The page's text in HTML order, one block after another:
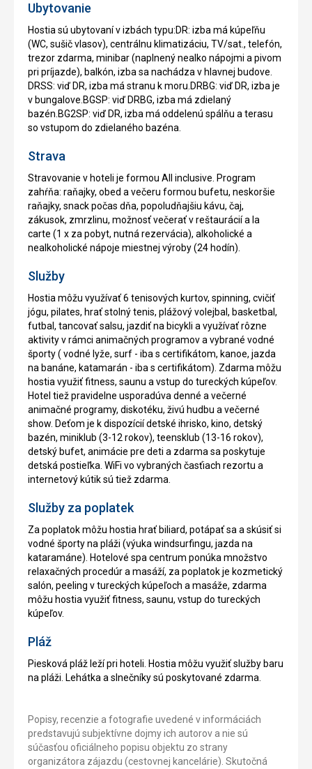
Ubytovanie
Hostia sú ubytovaní v izbách typu:DR: izba má kúpeľňu
(WC, sušič vlasov), centrálnu klimatizáciu, TV/sat., telefón,
trezor zdarma, minibar (naplnený nealko nápojmi a pivom
pri príjazde), balkón, izba sa nachádza v hlavnej budove.
DRSS: viď DR, izba má stranu k moru.DRBG: viď DR, izba je
v bungalove.BGSP: viď DRBG, izba má zdielaný
bazén.BG2SP: viď DR, izba má oddelenú spálňu a terasu
so vstupom do zdielaného bazéna.
Strava
Stravovanie v hoteli je formou All inclusive. Program
zahŕňa: raňajky, obed a večeru formou bufetu, neskoršie
raňajky, snack počas dňa, popoludňajšiu kávu, čaj,
zákusok, zmrzlinu, možnosť večerať v reštaurácií a la
carte (1 x za pobyt, nutná rezervácia), alkoholické a
nealkoholické nápoje miestnej výroby (24 hodín).
Služby
Hostia môžu využívať 6 tenisových kurtov, spinning, cvičiť
jógu, pilates, hrať stolný tenis, plážový volejbal, basketbal,
futbal, tancovať salsu, jazdiť na bicykli a využívať rôzne
aktivity v rámci animačných programov a vybrané vodné
športy ( vodné lyže, surf - iba s certifikátom, kanoe, jazda
na banáne, katamarán - iba s certifikátom). Zdarma môžu
hostia využiť fitness, saunu a vstup do tureckých kúpeľov.
Hotel tiež pravidelne usporadúva denné a večerné
animačné programy, diskotéku, živú hudbu a večerné
show. Deťom je k dispozícií detské ihrisko, kino, detský
bazén, miniklub (3-12 rokov), teensklub (13-16 rokov),
detský bufet, animácie pre deti a zdarma sa poskytuje
detská postieľka. WiFi vo vybraných časťiach rezortu a
internetový kútik sú tiež zdarma.
Služby za poplatek
Za poplatok môžu hostia hrať biliard, potápať sa a skúsiť si
vodné športy na pláži (výuka windsurfingu, jazda na
kataramáne). Hotelové spa centrum ponúka množstvo
relaxačných procedúr a masáží, za poplatok je kozmetický
salón, peeling v tureckých kúpeľoch a masáže, zdarma
môžu hostia využiť fitness, saunu, vstup do tureckých
kúpeľov.
Pláž
Piesková pláž leží pri hoteli. Hostia môžu využiť služby baru
na pláži. Lehátka a slnečníky sú poskytované zdarma.
Popisy, recenzie a fotografie uvedené v informáciách
predstavujú subjektívne dojmy ich autorov a nie sú
súčasťou oficiálneho popisu objektu zo strany
organizátora zájazdu (cestovnej kancelárie). Skutočná